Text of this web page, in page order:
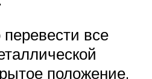
все
положение,